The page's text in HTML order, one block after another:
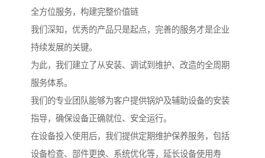
全方位服务，构建完整价值链
我们深知，优秀的产品只是起点，完善的服务才是企业
持续发展的关键。
为此，我们建立了从安装、调试到维护、改造的全周期
服务体系。
我们的专业团队能够为客户提供锅炉及辅助设备的安装
指导，确保设备正确就位、安全运行。
在设备投入使用后，我们提供定期维护保养服务，包括
设备检查、部件更换、系统优化等，延长设备使用寿